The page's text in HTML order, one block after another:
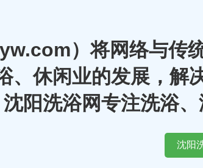
）将网络与传
、休闲业的发展，解
阳洗浴网专注洗浴
沈阳